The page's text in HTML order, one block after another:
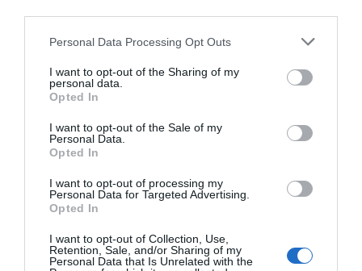
Personal Data Processing Opt Outs
I want to opt-out of the Sharing of my
personal data.
Opted In
I want to opt-out of the Sale of my
Personal Data.
Opted In
I want to opt-out of processing my
Personal Data for Targeted Advertising.
Opted In
I want to opt-out of Collection, Use,
Retention, Sale, and/or Sharing of my
Personal Data that Is Unrelated with the
4.98 km dal centro
Questo hotel ha TARIFFE PRIVATE InItalia Club!
7.31 kmdal centro